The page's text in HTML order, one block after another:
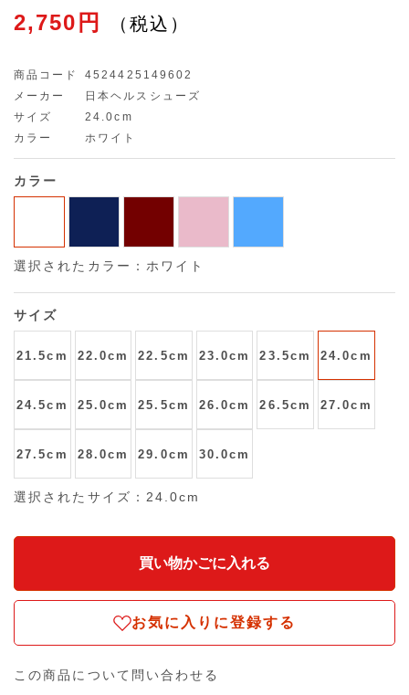
2,750円
商品コード
4524425149602
メーカー
日本ヘルスシューズ
サイズ
24.0cm
カラー
ホワイト
カラー
選択されたカラー：ホワイト
サイズ
21.5cm 22.0cm 22.5cm 23.0cm 23.5cm 24.0cm
24.5cm 25.0cm 25.5cm 26.0cm 26.5cm 27.0cm
27.5cm 28.0cm 29.0cm 30.0cm
選択されたサイズ：24.0cm
お気に入りに登録する
この商品について問い合わせる